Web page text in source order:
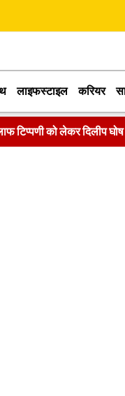
लाइफस्टाइल करियर
टिप्पणी को लेकर दिलीप